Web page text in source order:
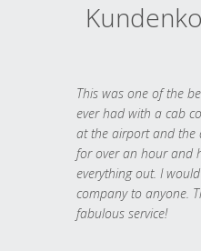
This was one of the
ever had with a cab
at the airport and the
for over an hour and
everything out. I
company to anyone.
fabulous service!